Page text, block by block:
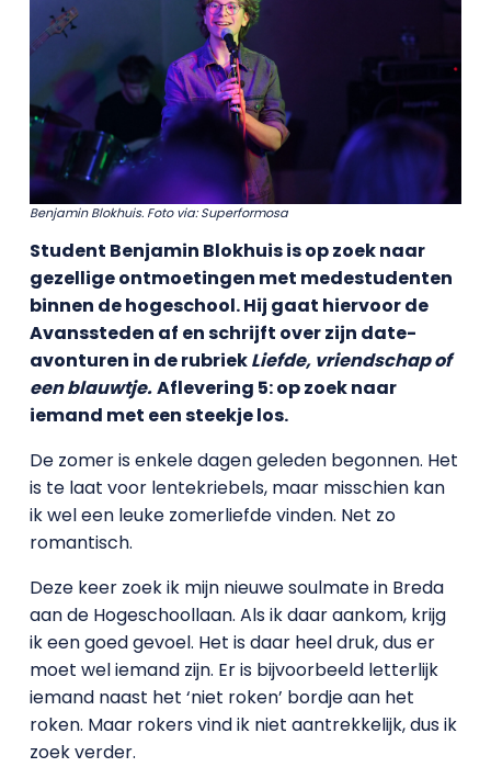
Benjamin Blokhuis. Foto via: Superformosa
Student Benjamin Blokhuis is op zoek naar
gezellige ontmoetingen met medestudenten
binnen de hogeschool. Hij gaat hiervoor de
Avanssteden af en schrijft over zijn date-
avonturen in de rubriekLiefde, vriendschap of
een blauwtje.Aflevering 5: op zoek naar
iemand met een steekje los.
De zomer is enkele dagen geleden begonnen. Het
is te laat voor lentekriebels, maar misschien kan
ik wel een leuke zomerliefde vinden. Net zo
romantisch.
Deze keer zoek ik mijn nieuwe soulmate in Breda
aan de Hogeschoollaan. Als ik daar aankom, krijg
ik een goed gevoel. Het is daar heel druk, dus er
moet wel iemand zijn. Er is bijvoorbeeld letterlijk
iemand naast het ‘niet roken’ bordje aan het
roken. Maar rokers vind ik niet aantrekkelijk, dus ik
zoek verder.